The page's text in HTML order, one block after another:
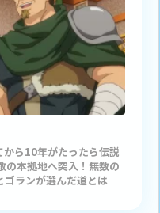
から10年がたったら伝説
本拠地へ突入！無数の
ランが選んだ道とは